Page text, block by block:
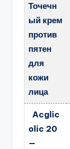
Точечн
ый крем
против
пятен
для
кожи
лица
Acglic
olic 20
—